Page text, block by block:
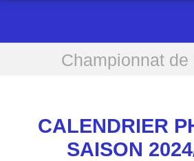
Championnat de
Calendrier Phase 1 - Saison 2024/2025
CALENDRIER
SAISON